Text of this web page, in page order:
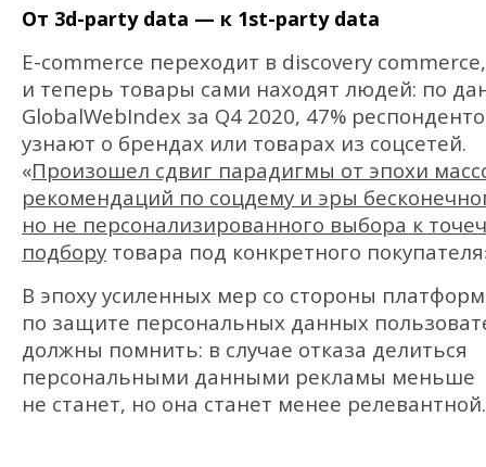
От 3d-party data — к 1st-party data
E-commerce переходит в discovery commerce,
и теперь товары сами находят людей: по
GlobalWebIndex за Q4 2020, 47%
узнают о брендах или товарах из соцсетей.
«Произошел сдвиг парадигмы от эпохи
рекомендаций по соцдему и эры
но не персонализированного выбора к
подбору товара под конкретного
В эпоху усиленных мер со стороны платформ
по защите персональных данных
должны помнить: в случае отказа делиться
персональными данными рекламы меньше
не станет, но она станет менее релевантной.